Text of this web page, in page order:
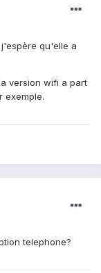
qu'elle a
version wifi a part
exemple.
telephone?